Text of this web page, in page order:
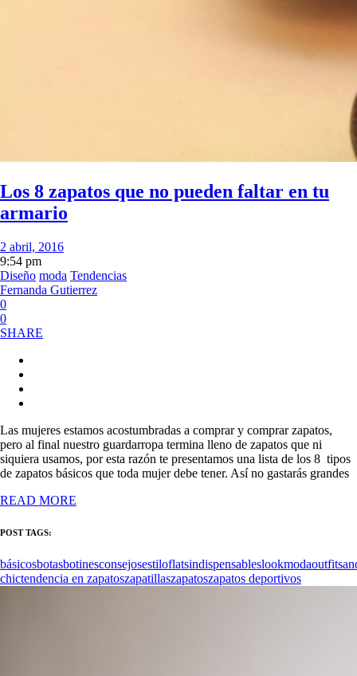
Los 8 zapatos que no pueden faltar en tu
armario
2 abril, 2016
9:54 pm
Diseño moda Tendencias
Fernanda Gutierrez
0
0
SHARE
Las mujeres estamos acostumbradas a comprar y comprar zapatos,
pero al final nuestro guardarropa termina lleno de zapatos que ni
siquiera usamos, por esta razón te presentamos una lista de los 8 tipos
de zapatos básicos que toda mujer debe tener. Así no gastarás grandes
READ MORE
POST TAGS:
básicosbotasbotinesconsejosestiloflatsindispensableslookmodaoutfit
chictendencia en zapatoszapatillaszapatoszapatos deportivos